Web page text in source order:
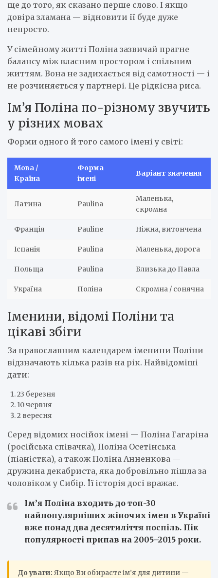
ще до того, як сказано перше слово. І якщо
довіра зламана — відновити її буде дуже
непросто.
У сімейному житті Поліна зазвичай прагне
балансу між власним простором і спільним
життям. Вона не задихається від самотності — і
не розчиняється у партнері. Це рідкісна риса.
Ім’я Поліна по-різному звучить
у різних мовах
Форми одного й того самого імені у світі:
Мова /
Країна
Форма
імені
Варіант значення
Латина Paulina
Маленька,
скромна
Франція Pauline Ніжна, витончена
Іспанія Paulina Маленька, дорога
Польща Paulina Близька до Павла
Україна Поліна Скромна / сонячна
Іменини, відомі Поліни та
цікаві збіги
За православним календарем іменини Поліни
відзначають кілька разів на рік. Найвідоміші
дати:
23 березня
10 червня
2 вересня
Серед відомих носійок імені — Поліна Гагаріна
(російська співачка), Поліна Осетінська
(піаністка), а також Поліна Анненкова —
дружина декабриста, яка добровільно пішла за
чоловіком у Сибір. Її історія досі вражає.
Ім’я Поліна входить до топ-30
найпопулярніших жіночих імен в Україні
вже понад два десятиліття поспіль. Пік
популярності припав на 2005–2015 роки.
До уваги: Якщо Ви обираєте ім’я для дитини —